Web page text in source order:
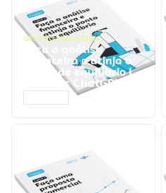
GESTÃO FINANCEIRA
Faça a análise
financeira e atinja o
ponto de equilíbrio |
Prompts ChatGPT